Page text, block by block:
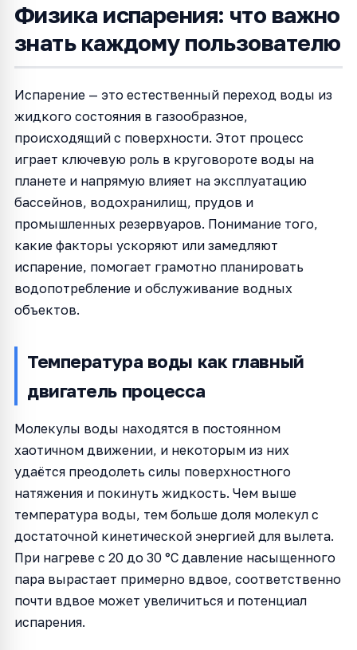
Физика испарения: что важно
знать каждому пользователю
Испарение — это естественный переход воды из
жидкого состояния в газообразное,
происходящий с поверхности. Этот процесс
играет ключевую роль в круговороте воды на
планете и напрямую влияет на эксплуатацию
бассейнов, водохранилищ, прудов и
промышленных резервуаров. Понимание того,
какие факторы ускоряют или замедляют
испарение, помогает грамотно планировать
водопотребление и обслуживание водных
объектов.
Температура воды как главный
двигатель процесса
Молекулы воды находятся в постоянном
хаотичном движении, и некоторым из них
удаётся преодолеть силы поверхностного
натяжения и покинуть жидкость. Чем выше
температура воды, тем больше доля молекул с
достаточной кинетической энергией для вылета.
При нагреве с 20 до 30 °C давление насыщенного
пара вырастает примерно вдвое, соответственно
почти вдвое может увеличиться и потенциал
испарения.